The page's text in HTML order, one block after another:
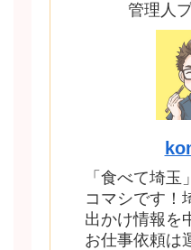
管理人
「食べて埼
コマシです！
出かけ情報を
お仕事依頼は